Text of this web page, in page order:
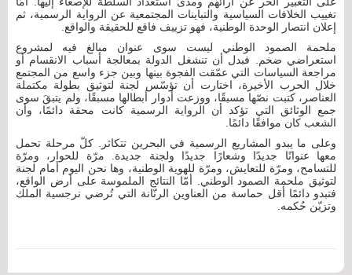
تغييب الخلافات السياسية والتباينات المجتمعية عن الرواية الرسمية، ثم
إعلان انتصار الوحدة الوطنية، فهو تزييف فاقع للحقيقة والواقع.
ملحمة الصمود الوطني ليست سوى عنوان مبالغ فيه لمشروع
استعراضي ضخم. فبدل أن تنشغل الدولة بمعالجة أسباب الانقسام أو
مراجعة السياسات التي عمّقت الفجوة بينها وبين جزء واسع من المجتمع
خلال الحرب الأخيرة، اختارت أن تؤسّس لجنة لتوثيق بطولة مكتملة
العناصر، كتبت نصّها مسبقًا، ووزعت أدوار أبطالها مسبقًا، ولم يتبقَ سوى
جمع الوثائق التي تؤكد أن الرواية الرسمية كانت محقة دائمًا، وأن
الشعب كان موافقًا دائمًا.
وعلى ما يبدو المشاريع الرسمية في البحرين تتكاثر. كلّ مرحلة تحمل
معها عنوانًا جديدًا وشعارًا جديدًا ولجنة جديدة. مرّة للحوار، ومرّة
للتسامح، ومرّة للتعايش، ومرّة للهوية الوطنية، وها نحن اليوم أمام لجنة
لتوثيق ملحمة الصمود الوطني. أمّا النتائج الملموسة على أرض الواقع،
فتبدو دائمًا أقل حماسة من العناوين الرنّانة التي تُرضي نرجسية الملك
وتزيّن حُكمه.